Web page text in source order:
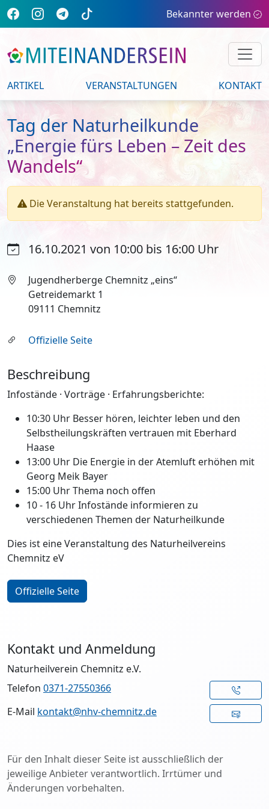
Bekannter werden
ARTIKEL VERANSTALTUNGEN KONTAKT
Tag der Naturheilkunde
„Energie fürs Leben – Zeit des
Wandels“
Die Veranstaltung hat bereits stattgefunden.
16.10.2021 von 10:00 bis 16:00 Uhr
Jugendherberge Chemnitz „eins“
Getreidemarkt 1
09111 Chemnitz
Offizielle Seite
Beschreibung
Infostände · Vorträge · Erfahrungsberichte:
10:30 Uhr Besser hören, leichter leben und den
Selbstheilungskräften vertrauen mit Eberhard
Haase
13:00 Uhr Die Energie in der Atemluft erhöhen mit
Georg Meik Bayer
15:00 Uhr Thema noch offen
10 - 16 Uhr Infostände informieren zu
verschiedenen Themen der Naturheilkunde
Dies ist eine Veranstaltung des Naturheilvereins
Chemnitz eV
Offizielle Seite
Kontakt und Anmeldung
Naturheilverein Chemnitz e.V.
Telefon 0371-27550366
E-Mail kontakt@nhv-chemnitz.de
Für den Inhalt dieser Seite ist ausschließlich der
jeweilige Anbieter verantwortlich. Irrtümer und
Änderungen vorbehalten.